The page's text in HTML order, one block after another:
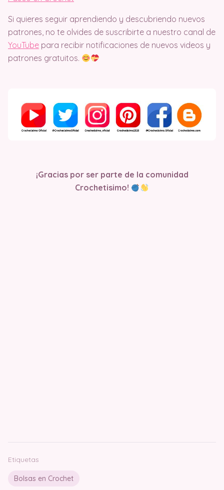
Si quieres seguir aprendiendo y descubriendo nuevos
patrones, no te olvides de suscribirte a nuestro canal de
YouTube para recibir notificaciones de nuevos videos y
patrones gratuitos.
¡Gracias por ser parte de la comunidad
Crochetisimo!
Etiquetas
Bolsas en Crochet